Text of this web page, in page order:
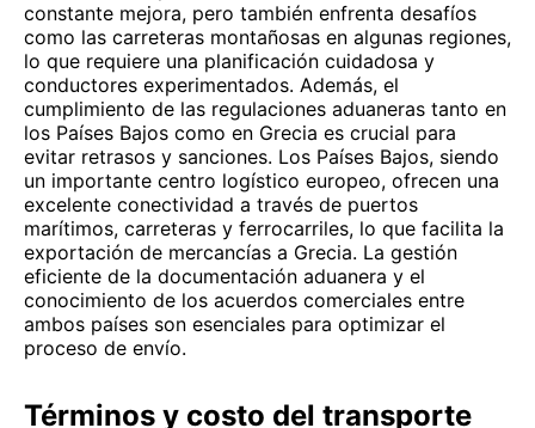
constante mejora, pero también enfrenta desafíos
como las carreteras montañosas en algunas regiones,
lo que requiere una planificación cuidadosa y
conductores experimentados. Además, el
cumplimiento de las regulaciones aduaneras tanto en
los Países Bajos como en Grecia es crucial para
evitar retrasos y sanciones. Los Países Bajos, siendo
un importante centro logístico europeo, ofrecen una
excelente conectividad a través de puertos
marítimos, carreteras y ferrocarriles, lo que facilita la
exportación de mercancías a Grecia. La gestión
eficiente de la documentación aduanera y el
conocimiento de los acuerdos comerciales entre
ambos países son esenciales para optimizar el
proceso de envío.
Términos y costo del transporte